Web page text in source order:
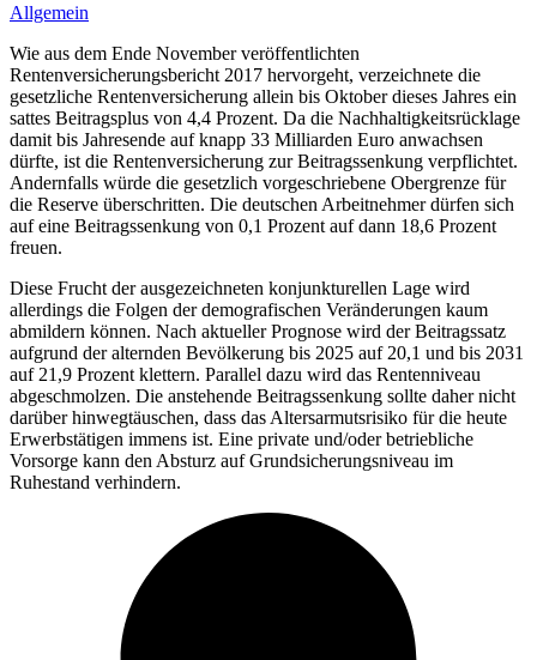
Allgemein
Wie aus dem Ende November veröffentlichten
Rentenversicherungsbericht 2017 hervorgeht, verzeichnete die
gesetzliche Rentenversicherung allein bis Oktober dieses Jahres ein
sattes Beitragsplus von 4,4 Prozent. Da die Nachhaltigkeitsrücklage
damit bis Jahresende auf knapp 33 Milliarden Euro anwachsen
dürfte, ist die Rentenversicherung zur Beitragssenkung verpflichtet.
Andernfalls würde die gesetzlich vorgeschriebene Obergrenze für
die Reserve überschritten. Die deutschen Arbeitnehmer dürfen sich
auf eine Beitragssenkung von 0,1 Prozent auf dann 18,6 Prozent
freuen.
Diese Frucht der ausgezeichneten konjunkturellen Lage wird
allerdings die Folgen der demografischen Veränderungen kaum
abmildern können. Nach aktueller Prognose wird der Beitragssatz
aufgrund der alternden Bevölkerung bis 2025 auf 20,1 und bis 2031
auf 21,9 Prozent klettern. Parallel dazu wird das Rentenniveau
abgeschmolzen. Die anstehende Beitragssenkung sollte daher nicht
darüber hinwegtäuschen, dass das Altersarmutsrisiko für die heute
Erwerbstätigen immens ist. Eine private und/oder betriebliche
Vorsorge kann den Absturz auf Grundsicherungsniveau im
Ruhestand verhindern.